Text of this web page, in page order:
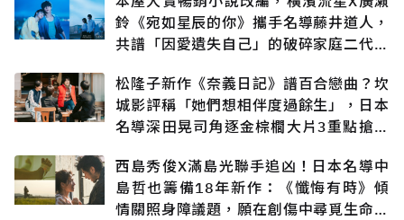
鈴《宛如星辰的你》攜手名導藤井道人，
共譜「因愛遺失自己」的破碎家庭二代悲
松隆子新作《奈義日記》譜百合戀曲？坎
城影評稱「她們想相伴度過餘生」，日本
名導深田晃司角逐金棕櫚大片3重點搶先
西島秀俊X滿島光聯手追凶！日本名導中
島哲也籌備18年新作：《懺悔有時》傾
情關照身障議題，願在創傷中尋覓生命出